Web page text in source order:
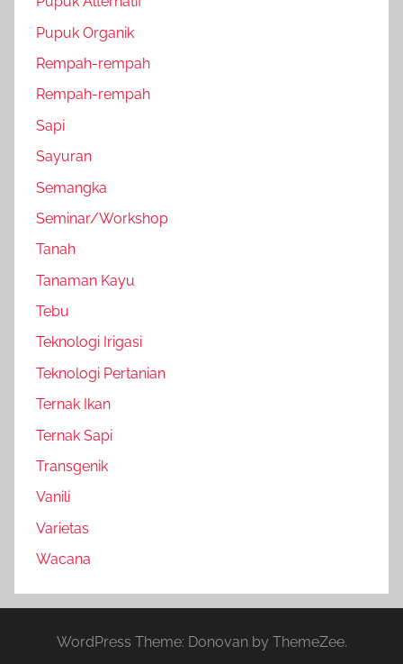
Pupuk Organik
Rempah-rempah
Rempah-rempah
Sapi
Sayuran
Semangka
Seminar/Workshop
Tanah
Tanaman Kayu
Tebu
Teknologi Irigasi
Teknologi Pertanian
Ternak Ikan
Ternak Sapi
Transgenik
Vanili
Varietas
Wacana
WordPress Theme: Donovan by ThemeZee.